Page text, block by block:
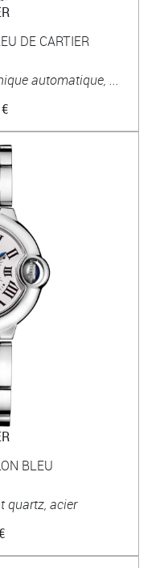
DE CARTIER
automatique, ...
BLEU
quartz, acier